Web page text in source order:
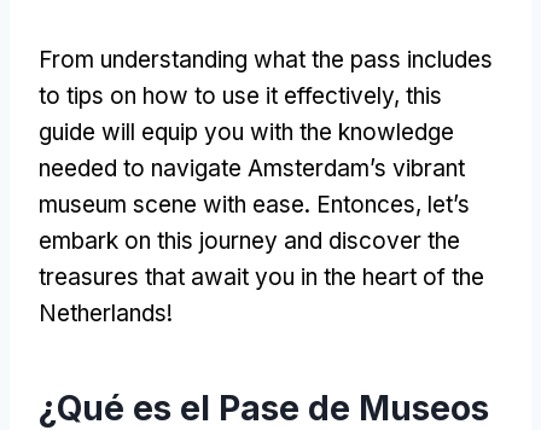
From understanding what the pass includes
to tips on how to use it effectively, this
guide will equip you with the knowledge
needed to navigate Amsterdam’s vibrant
museum scene with ease. Entonces, let’s
embark on this journey and discover the
treasures that await you in the heart of the
Netherlands!
¿Qué es el Pase de Museos